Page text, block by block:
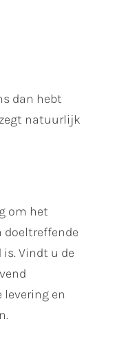
dan hebt
natuurlijk
om het
doeltreffende
Vindt u de
levering en